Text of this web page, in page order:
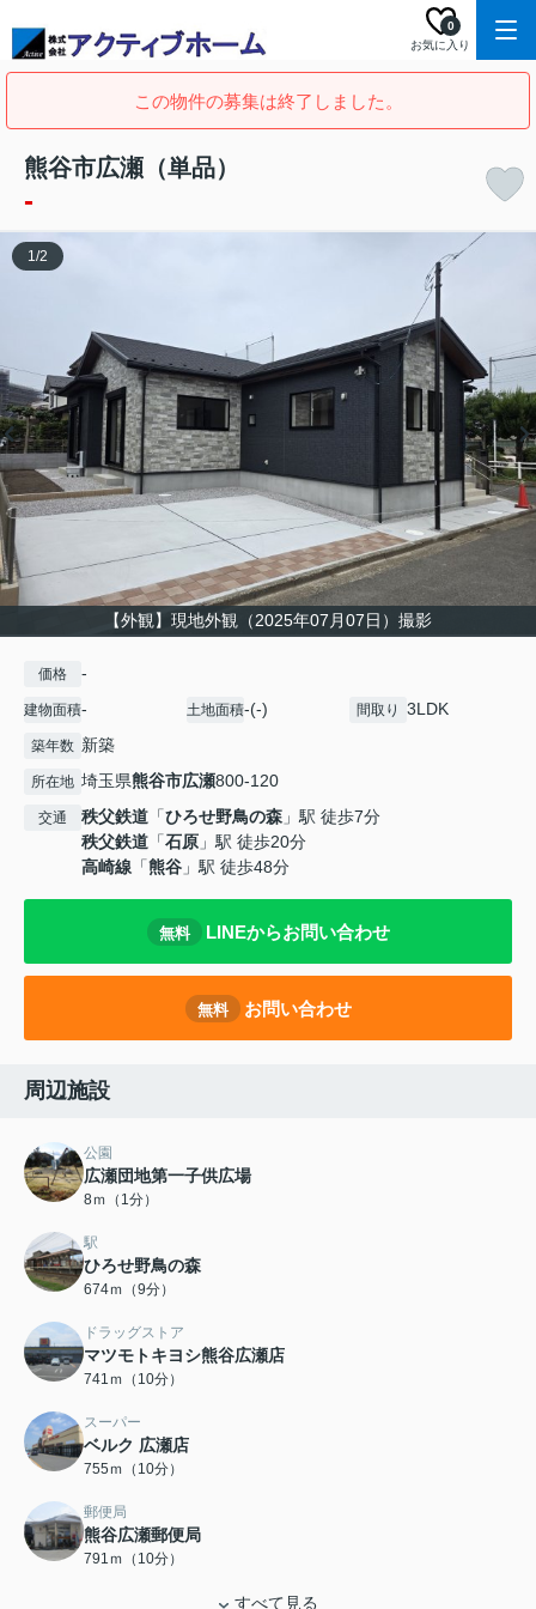
お気に入り
0
この物件の募集は終了しました。
熊谷市広瀬（単品）
-
【外観】現地外観（2025年07月07日）撮影
1/2
価格 -
建物面積- 土地面積-(-) 間取り 3LDK
築年数 新築
所在地 埼玉県熊谷市広瀬800-120
交通 秩父鉄道 「ひろせ野鳥の森 」駅 徒歩7分
秩父鉄道 「石原 」駅 徒歩20分
高崎線 「熊谷 」駅 徒歩48分
無料 LINEからお問い合わせ
無料 お問い合わせ
周辺施設
公園
広瀬団地第一子供広場
8ｍ（1分）
駅
ひろせ野鳥の森
674ｍ（9分）
ドラッグストア
マツモトキヨシ熊谷広瀬店
741ｍ（10分）
スーパー
ベルク 広瀬店
755ｍ（10分）
郵便局
熊谷広瀬郵便局
791ｍ（10分）
すべて見る